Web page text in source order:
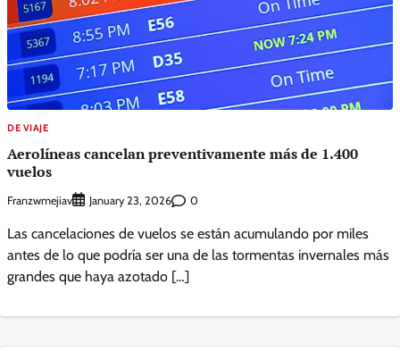
DE VIAJE
Aerolíneas cancelan preventivamente más de 1.400
vuelos
Franzwmejiav January 23, 2026 0
Las cancelaciones de vuelos se están acumulando por miles
antes de lo que podría ser una de las tormentas invernales más
grandes que haya azotado […]